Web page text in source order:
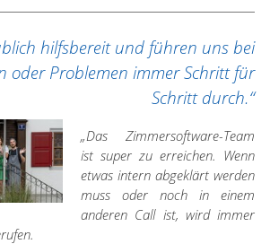
hilfsbereit und führen uns bei
oder Problemen immer Schritt für
Schritt durch.“
„Das Zimmersoftware-Team
ist super zu erreichen. Wenn
etwas intern abgeklärt werden
muss oder noch in einem
anderen Call ist, wird immer